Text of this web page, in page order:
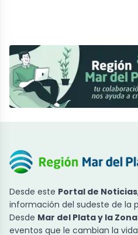
Desde este Portal de Noticias
información del sudeste de la
Desde Mar del Plata y la Zona
eventos que le cambian la